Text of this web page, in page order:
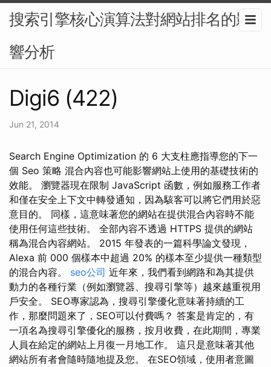
搜索引擎核心演算法對網站排名的影
響分析
Digi6 (422)
Jun 21, 2014
Search Engine Optimization 的 6 大支柱應指導您的下一
個 Seo 策略 混合內容也可能影響網站上使用的基礎技術的
效能。 瀏覽器現在限制 JavaScript 函數，例如服務工作者
和僅在安全上下文中轉發通知，因為駭客可以將它們用於惡
意目的。 同樣，這意味著您的網站在提供混合內容時不能
使用任何這些技術。 全部內容不透過 HTTPS 提供的網站
稱為混合內容網站。 2015 年發表的一篇科學論文發現，
Alexa 前 000 個樣本中超過 20% 的樣本至少提供一種類型
的混合內容。 seo公司 近年來，我們看到網路和為其提供
動力的各種行業（例如瀏覽器、搜尋引擎等）越來越重視用
戶安全。 SEO專家認為，搜尋引擎優化意味著持續的工
作，那麼問題來了，SEO可以付費嗎？ 答案是肯定的，有
一項名為搜尋引擎優化的服務，按月收費，在此期間，專業
人員在給定的網站上月復一月地工作。 這只是意味著其他
網站所有者會隨時隨地提及您。 在SEO領域，使用者意圖